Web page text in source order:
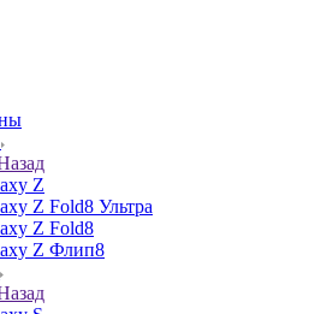
Z
Z Fold8 Ультра
Z Fold8
Z Флип8